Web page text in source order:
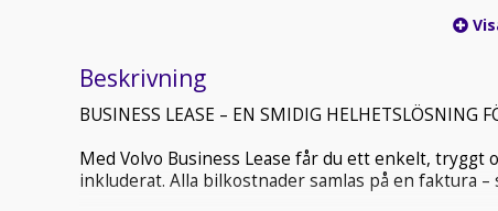
Beskrivning
BUSINESS LEASE – EN SMIDIG HELHETSLÖSNING
Med Volvo Business Lease får du ett enkelt,
inkluderat. Alla bilkostnader samlas på en faktura